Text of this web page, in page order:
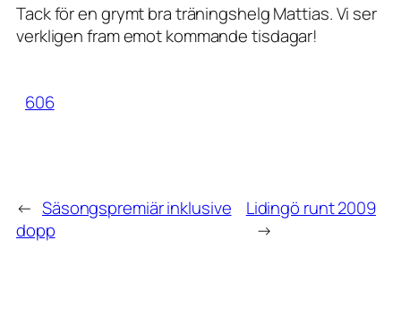
Tack för en grymt bra träningshelg Mattias. Vi ser
verkligen fram emot kommande tisdagar!
606
← Säsongspremiär inklusive
dopp
Lidingö runt 2009
→